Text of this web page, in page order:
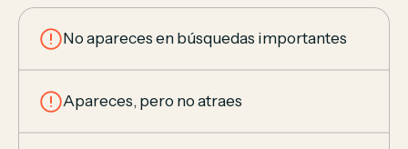
No apareces en búsquedas importantes
Apareces, pero no atraes